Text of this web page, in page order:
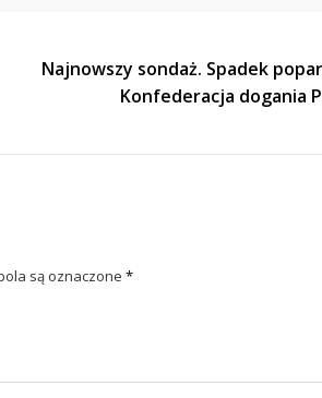
Najnowszy sondaż. Spadek
Konfederacja dogania
są oznaczone *